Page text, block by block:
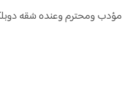
مؤدب ومحترم وعنده شقه